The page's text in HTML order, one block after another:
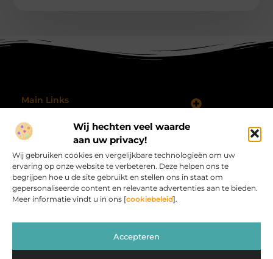
Wij hechten veel waarde
aan uw privacy!
Wij gebruiken cookies en vergelijkbare technologieën om uw
ervaring op onze website te verbeteren. Deze helpen ons te
begrijpen hoe u de site gebruikt en stellen ons in staat om
gepersonaliseerde content en relevante advertenties aan te bieden.
Meer informatie vindt u in ons [cookiebeleid].
Accepteren
Main Links
@2025 All Right Reserved.
www.procardvlinders.nl.
Bericht categorie
Procardvlinders.nl – Jouw bron van inspirerende